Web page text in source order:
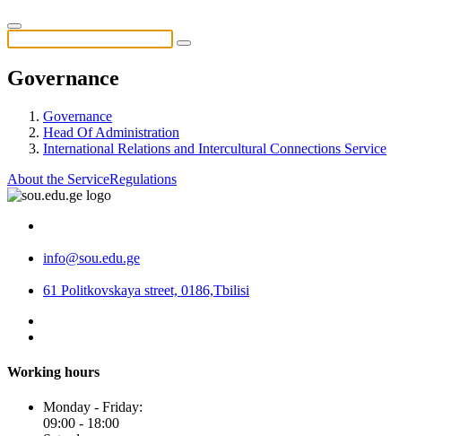
Governance
Governance
Head Of Administration
International Relations and Intercultural Connections Service
About the ServiceRegulations
info@sou.edu.ge
61 Politkovskaya street, 0186,Tbilisi
Working hours
Monday - Friday:
09:00 - 18:00